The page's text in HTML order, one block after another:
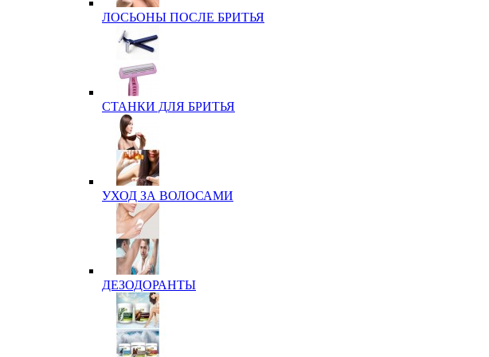
ЛОСЬОНЫ ПОСЛЕ БРИТЬЯ
СТАНКИ ДЛЯ БРИТЬЯ
УХОД ЗА ВОЛОСАМИ
ДЕЗОДОРАНТЫ